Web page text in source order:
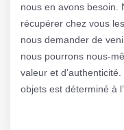
nous en avons besoin.
récupérer chez vous
nous demander de
nous pourrons nous-
valeur et
objets est déterminé à